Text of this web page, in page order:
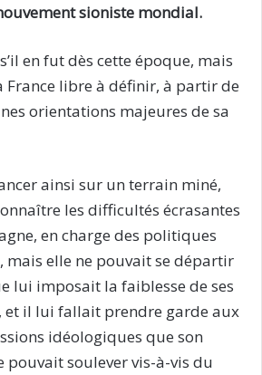
sioniste mondial.
en fut dès cette époque, mais
libre à définir, à partir de
orientations majeures de sa
ainsi sur un terrain miné,
les difficultés écrasantes
en charge des politiques
mais elle ne pouvait se départir
lui imposait la faiblesse de ses
et il lui fallait prendre garde aux
idéologiques que son
pouvait soulever vis-à-vis du